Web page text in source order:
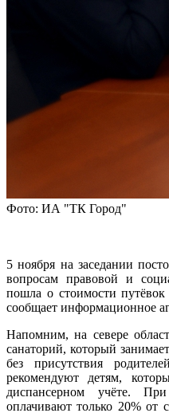
Фото: ИА "ТК Город"
5 ноября на заседании
вопросам правовой и
пошла о стоимости
сообщает информационное
Напомним, на севере
санаторий, который
без присутствия
рекомендуют детям,
диспансерном учёте.
оплачивают только 20% от